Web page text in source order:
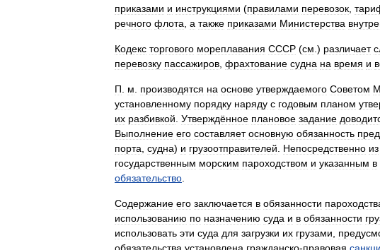
приказами и инструкциями (правилами перевозок
речного флота а также приказами Министерства
Кодекс торгового мореплавания СССР (см .) различает
перевозку пассажиров фрахтование судна на время и
П м производятся на основе утверждаемого Советом
установленному порядку наряду с годовым планом
их разбивкой Утверждённое плановое задание
Выполнение его составляет основную обязанность
порта судна) и грузоотправителей Непосредственно из
государственным морским пароходством и указанным в
обязательство
Содержание его заключается в обязанности
использованию по назначению суда и в обязанности
использовать эти суда для загрузки их грузами